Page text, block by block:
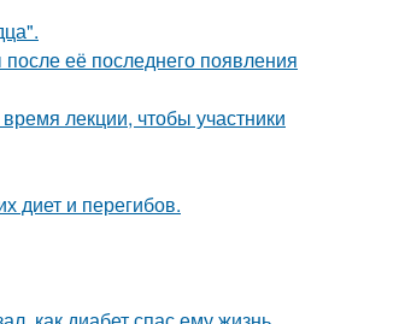
её последнего появления
лекции, чтобы участники
диет и перегибов.